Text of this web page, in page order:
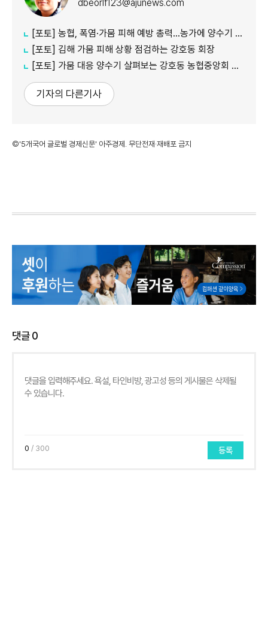
dbeorlf123@ajunews.com
[포토] 농협, 폭염·가뭄 피해 예방 총력…농가에 양수기 지원
[포토] 김해 가뭄 피해 상황 점검하는 강호동 회장
[포토] 가뭄 대응 양수기 살펴보는 강호동 농협중앙회 회장
기자의 다른기사
©'5개국어 글로벌 경제신문' 아주경제. 무단전재·재배포 금지
댓글0
0 / 300 등록